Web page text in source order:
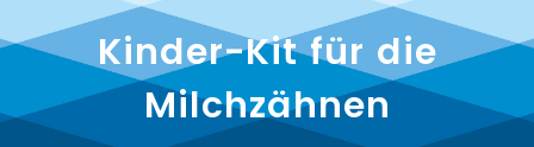
Kinder-Kit für die
Milchzähnen